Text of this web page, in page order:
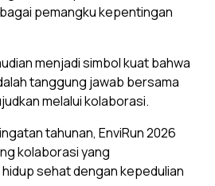
pemangku kepentingan
menjadi simbol kuat bahwa
tanggung jawab bersama
melalui kolaborasi.
tahunan, EnviRun 2026
kolaborasi yang
sehat dengan kepedulian